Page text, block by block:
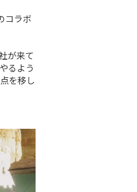
コラボ
が来て
るよう
を移し